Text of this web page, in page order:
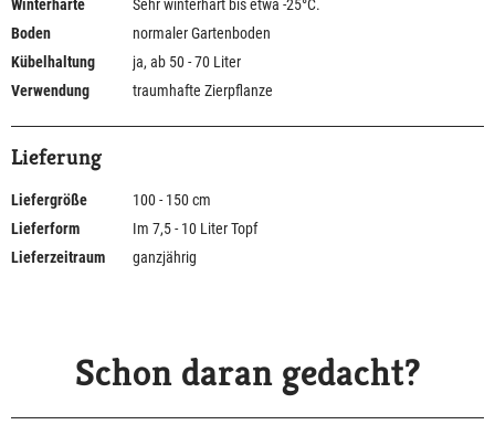
Winterhärte
Sehr winterhart bis etwa -25°C.
Boden
normaler Gartenboden
Kübelhaltung
ja, ab 50 - 70 Liter
Verwendung
traumhafte Zierpflanze
Lieferung
Liefergröße
100 - 150 cm
Lieferform
Im 7,5 - 10 Liter Topf
Lieferzeitraum
ganzjährig
Schon daran gedacht?